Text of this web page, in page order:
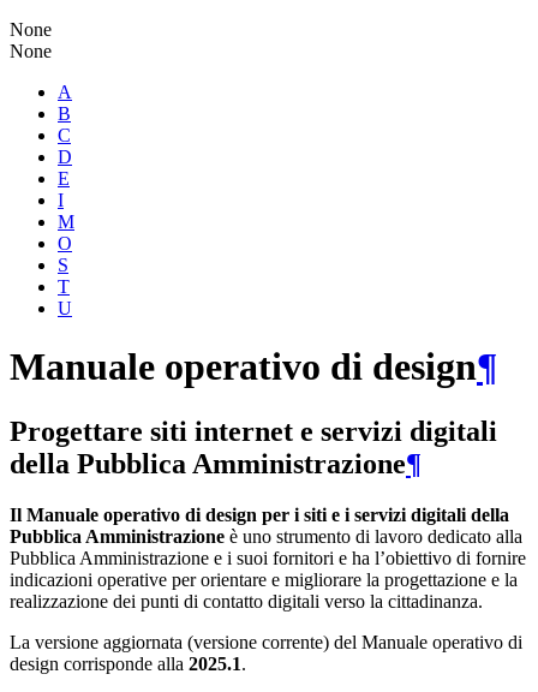
None
None
A
B
C
D
E
I
M
O
S
T
U
Manuale operativo di design¶
Progettare siti internet e servizi digitali
della Pubblica Amministrazione¶
Il Manuale operativo di design per i siti e i servizi digitali della
Pubblica Amministrazione è uno strumento di lavoro dedicato alla
Pubblica Amministrazione e i suoi fornitori e ha l’obiettivo di fornire
indicazioni operative per orientare e migliorare la progettazione e la
realizzazione dei punti di contatto digitali verso la cittadinanza.
La versione aggiornata (versione corrente) del Manuale operativo di
design corrisponde alla 2025.1.